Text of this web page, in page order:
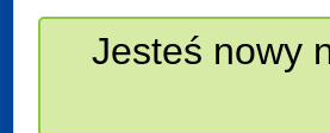
Jesteś nowy